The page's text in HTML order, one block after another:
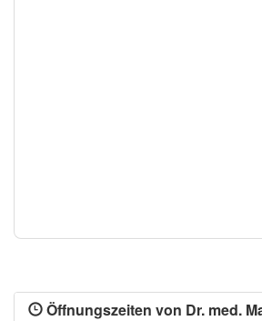
Öffnungszeiten von Dr. med.